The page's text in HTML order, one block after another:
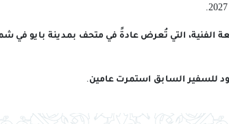
الفنية، التي تُعرض عادةً في متحف بمدينة بايو في
للسفير السابق استمرت عامين.